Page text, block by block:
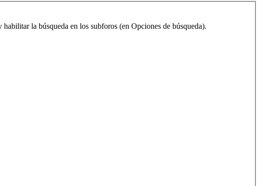
la búsqueda en los subforos (en Opciones de búsqueda).